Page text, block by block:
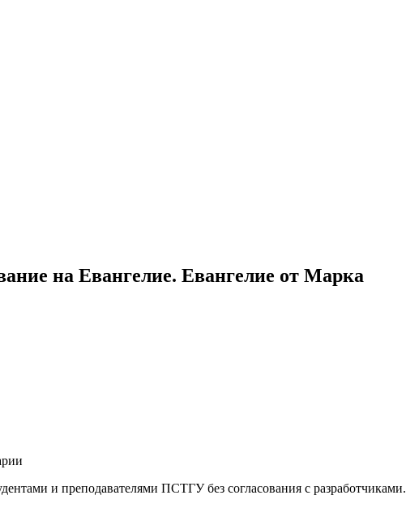
на Евангелие. Евангелие от Марка
и преподавателями ПСТГУ без согласования с разработчиками.